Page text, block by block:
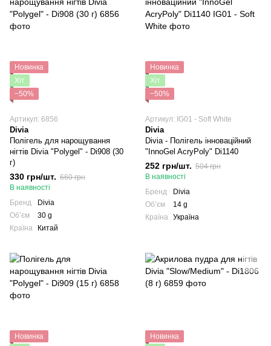
Новинка
Хіт
−50%
Артикул: 6856
Divia
Полігель для нарощування
нігтів Divia "Polygel" - Di908 (30
г)
330 грн/шт. 660 грн
В наявності
Бренд
Divia
Обʼєм
30 g
Країна
Китай
Новинка
Хіт
−50%
Артикул: IG01 - Soft White
Divia
Divia - Полігель інноваційний
"InnoGel AcryPoly" Di1140
252 грн/шт. 504 грн
В наявності
Бренд
Divia
Обʼєм
14 g
Країна
Україна
Новинка
Новинка